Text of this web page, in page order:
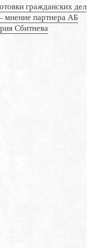
гражданских дел
мнение партнера АБ
Сбитнева